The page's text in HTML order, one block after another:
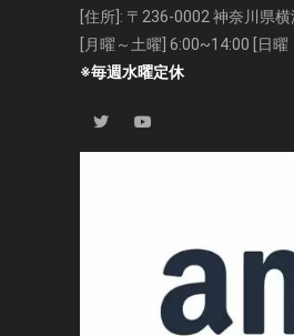
[住所]: 〒236-0002 神奈川県
[月曜～土曜] 6:00~14:00 [日
※毎週水曜定休